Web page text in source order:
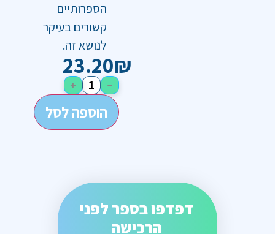
הספרותיים
קשורים בעיקר
לנושא זה.
23.20₪
−
+
הוספה לסל
דפדפו בספר לפני
הרכישה